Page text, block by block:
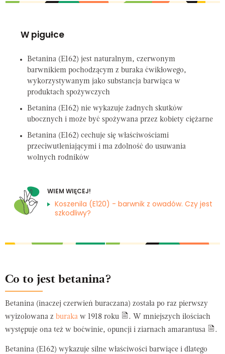
W pigułce
Betanina (E162) jest naturalnym, czerwonym
barwnikiem pochodzącym z buraka ćwikłowego,
wykorzystywanym jako substancja barwiąca w
produktach spożywczych
Betanina (E162) nie wykazuje żadnych skutków
ubocznych i może być spożywana przez kobiety ciężarne
Betanina (E162) cechuje się właściwościami
przeciwutleniającymi i ma zdolność do usuwania
wolnych rodników
WIEM WIĘCEJ!
Koszenila (E120) - barwnik z owadów. Czy jest
szkodliwy?
Co to jest betanina?
Betanina (inaczej czerwień buraczana) została po raz pierwszy
wyizolowana z buraka w 1918 roku
. W mniejszych ilościach
występuje ona też w boćwinie, opuncji i ziarnach amarantusa
.
Betanina (E162) wykazuje silne właściwości barwiące i dlatego